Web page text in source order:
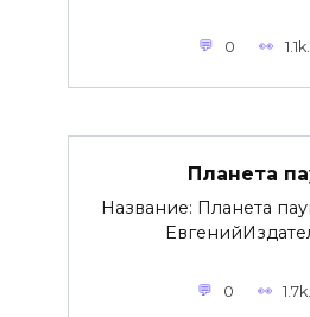
0 1.1k.
Планета
Название: Планета
0 1.7k.